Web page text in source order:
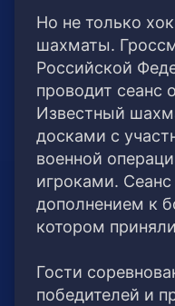
Но не только
шахматы.
Российской
проводит сеанс
Известный
досками с
военной
игроками.
дополнением к
котором
Гости
победителей и